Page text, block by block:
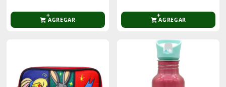
AGREGAR AGREGAR